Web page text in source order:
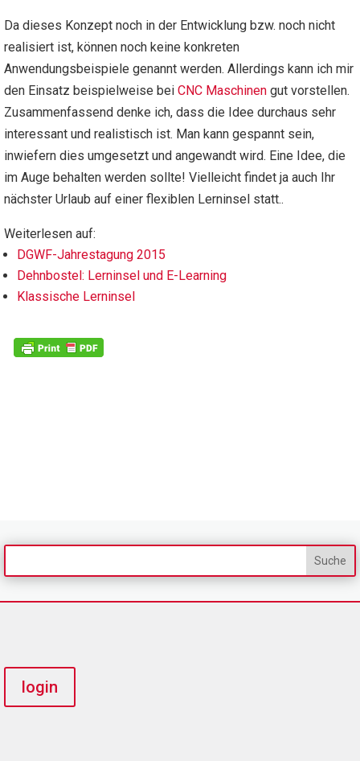
Da dieses Konzept noch in der Entwicklung bzw. noch nicht
realisiert ist, können noch keine konkreten
Anwendungsbeispiele genannt werden. Allerdings kann ich mir
den Einsatz beispielweise bei CNC Maschinen gut vorstellen.
Zusammenfassend denke ich, dass die Idee durchaus sehr
interessant und realistisch ist. Man kann gespannt sein,
inwiefern dies umgesetzt und angewandt wird. Eine Idee, die
im Auge behalten werden sollte! Vielleicht findet ja auch Ihr
nächster Urlaub auf einer flexiblen Lerninsel statt..
Weiterlesen auf:
DGWF-Jahrestagung 2015
Dehnbostel: Lerninsel und E-Learning
Klassische Lerninsel
login